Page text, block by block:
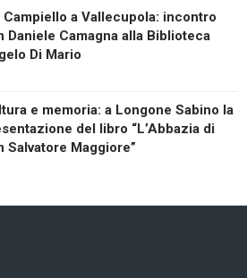
Campiello a Vallecupola: incontro
Daniele Camagna alla Biblioteca
Di Mario
e memoria: a Longone Sabino la
del libro “L’Abbazia di
Salvatore Maggiore”